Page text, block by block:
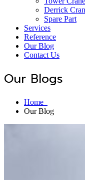
Derrick
Spare Part
Services
Reference
Our Blog
Contact Us
Our Blogs
Home
Our Blog